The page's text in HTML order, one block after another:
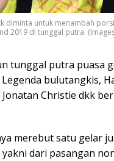
diminta untuk menambah
2019 di tunggal putra.
tunggal putra puasa
Legenda bulutangkis,
Christie dkk
merebut satu gelar
yakni dari pasangan